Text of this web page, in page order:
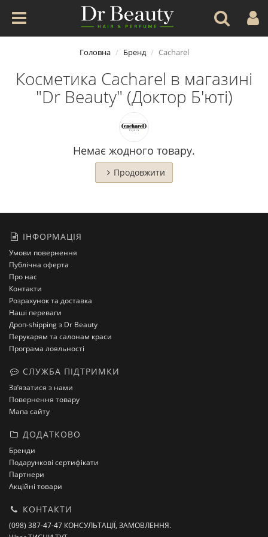
Головна Бренд Cacharel
Косметика Cacharel в магазині
"Dr Beauty" (Доктор Б'юті)
Немає жодного товару.
Продовжити
ІНФОРМАЦІЯ
Умови повернення
Публічна оферта
Про нас
Контакти
Розрахунок та доставка
Наші переваги
Дроп-shipping з Dr Beauty
Перукарям та салонам краси
Програма лояльності
СЛУЖБА ПІДТРИМКИ
Зв’язатися з нами
Повернення товару
Мапа сайту
ДОДАТКОВО
Бренди
Подарункові сертифікати
Партнери
Акційні товари
КОНТАКТИ
(098) 387-47-47 КОНСУЛЬТАЦІЇ, ЗАМОВЛЕННЯ.